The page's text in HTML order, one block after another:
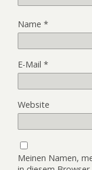
Name *
E-Mail *
Website
Meinen Namen,